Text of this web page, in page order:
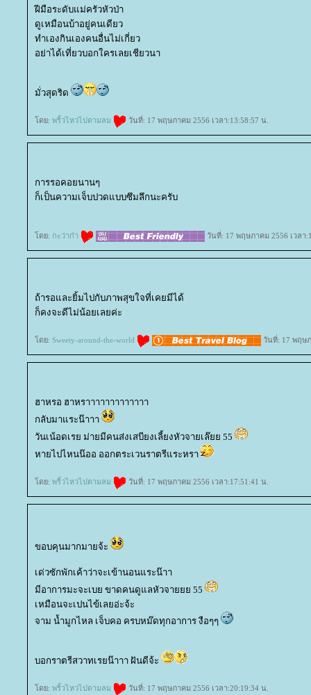
ฝีมือระดับแม่ครัวหัวป่า
ดูเหมือนบ้าอยู่คนเดียว
ทำเองกินเองคนอื่นไม่เกี่ยว
อย่าได้เที่ยวบอกใครเลยเชียวนา
มั่วสุดริด
ดย: พริ้วไหวไปตามลม วันที่: 17 พฤษภาคม 2556 เวลา:13:58:57 น.
การรอคอยนานๆ
ก็เป็นความเจ็บปวดแบบซึมลึกนะครับ
ดย: กะว่าก๋า วันที่: 17 พฤษภาคม 2556 เวลา
ถ้ารอและยิ้มไปกับภาพสุขใจที่เคยมีได้
ก็คงจะดีไม่น้อยเลยค่ะ
ดย: Sweety-around-the-world วันที่: 17 พฤษ
ฮาหรอ ฮาหราาาาาาาาาาาาา
กลับมาแระน๊าาา
วันเน้อดเรย ม่ายมีคนส่งเสบียงเลี้ยงหัวจายเล๊ยย 55
หายไปไหนน๊ออ ออกตระเวนราตรีแระหรา
ดย: พริ้วไหวไปตามลม วันที่: 17 พฤษภาคม 2556 เวลา:17:51:41 น.
ขอบคุนมากมายจ้ะ
เด่วซักพักเค้าว่าจะเข้านอนแระน๊าา
มีอาการมะจะเบย ขาดคนดูแลหัวจายยย 55
เหมือนจะเปนไข้เลยอ่ะจ้ะ
จาม น้ำมูกไหล เจ็บคอ ครบหม๊ดทุกอาการ งือๆๆ
บอกราตรีสวาทเรยน๊าาา ฝันดีจ้ะ
ดย: พริ้วไหวไปตามลม วันที่: 17 พฤษภาคม 2556 เวลา:20:19:34 น.